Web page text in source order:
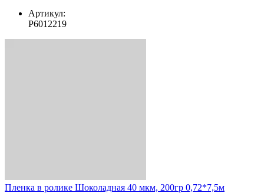
Артикул:
Р6012219
Пленка в ролике Шоколадная 40 мкм, 200гр 0,72*7,5м